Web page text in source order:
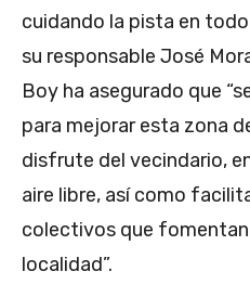
cuidando la pista en
su responsable José
Boy ha asegurado que
para mejorar esta zona
disfrute del vecindario,
aire libre, así como
colectivos que
localidad”.